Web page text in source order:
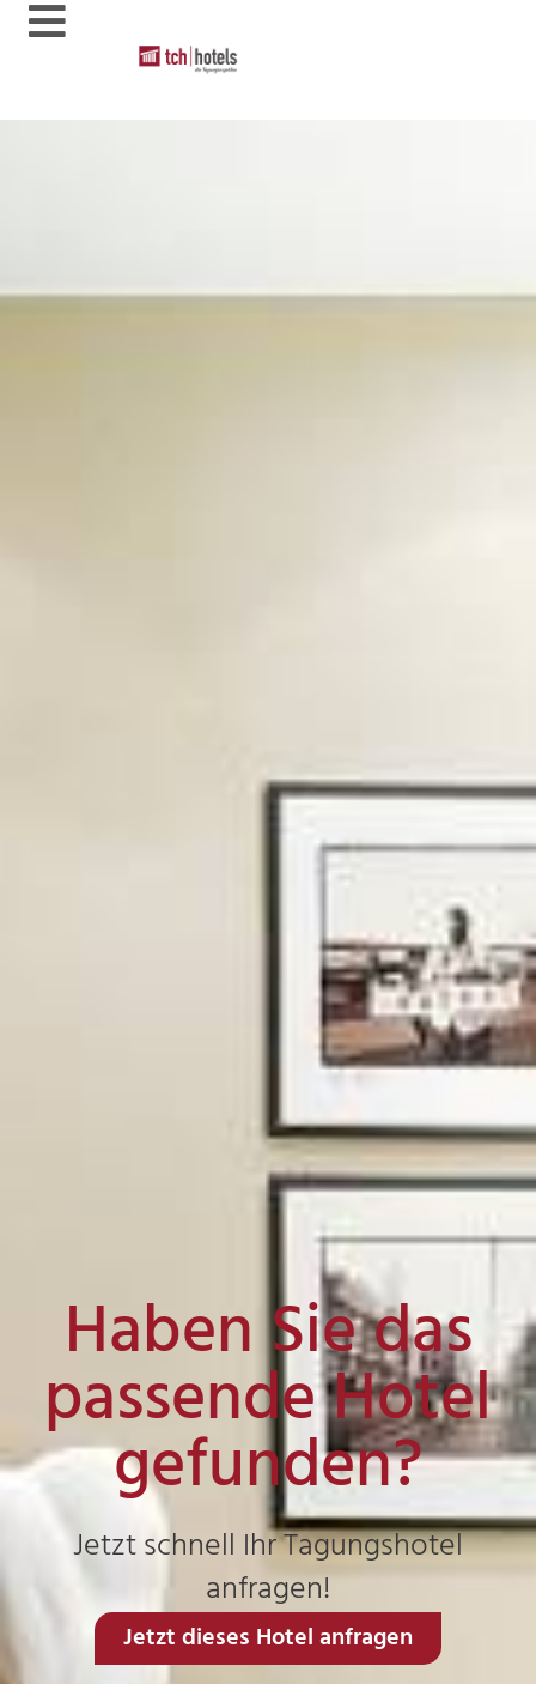
Haben Sie das
passende Hotel
gefunden?
Jetzt schnell Ihr Tagungshotel
anfragen!
Jetzt dieses Hotel anfragen